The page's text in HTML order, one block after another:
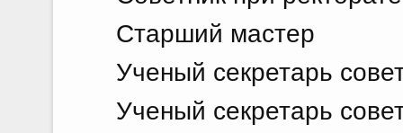
Старший мастер
Ученый секретарь
Ученый секретарь